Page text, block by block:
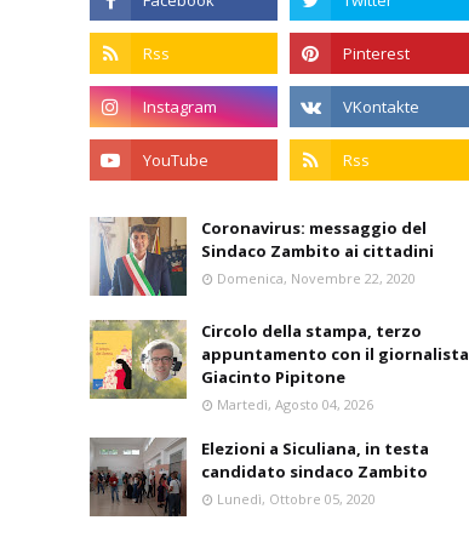
Coronavirus: messaggio del
Sindaco Zambito ai cittadini
Domenica, Novembre 22, 2020
Circolo della stampa, terzo
appuntamento con il giornalista
Giacinto Pipitone
Martedì, Agosto 04, 2026
Elezioni a Siculiana, in testa
candidato sindaco Zambito
Lunedì, Ottobre 05, 2020